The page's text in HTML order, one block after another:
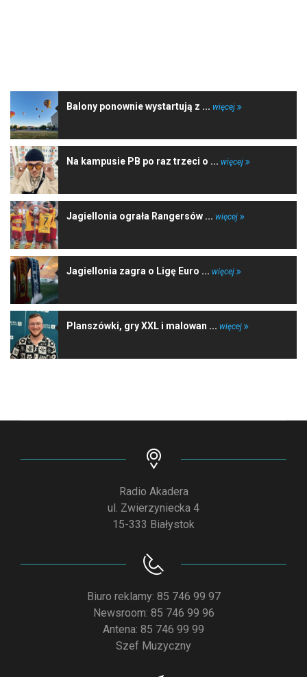
Balony ponownie wystartują z ... więcej
Na kampusie PB po raz trzeci o ... więcej
Jagiellonia ograła Rangersów ... więcej
Jagiellonia zagra o Ligę Euro ... więcej
Planszówki, gry XXL i malowan ... więcej
Radio Akadera
ul. Zwierzyniecka 4
15-333 Białystok
Biuro reklamy: 85 746 99 97
Newsroom: 85 746 99 96
Antena: 85 746 99 99
Szef Muzyczny